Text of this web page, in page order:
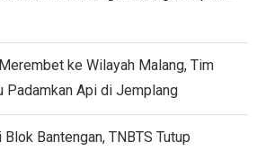
ke Wilayah Malang, Tim
Padamkan Api di Jemplang
Blok Bantengan, TNBTS Tutup